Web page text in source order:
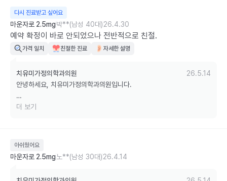
다시 진료받고 싶어요
마운자로 2.5mg박**(남성 40대)26.4.30
예약 확정이 바로 안되었으나 전반적으로 친절.
가격 일치 친절한 진료 자세한 설명
치유미가정의학과의원
26.5.14
안녕하세요, 치유미가정의학과의원입니다.
바쁘신 중에도 소중한 후기 남겨주셔서 감사합니다. 먼저 나만의닥터 예
추가 검사·시술을 권유받았다고 느끼신 부분도 죄송한 마음입니다. 마운
더 보기
아쉬웠어요
마운자로 2.5mg노**(남성 30대)26.4.14